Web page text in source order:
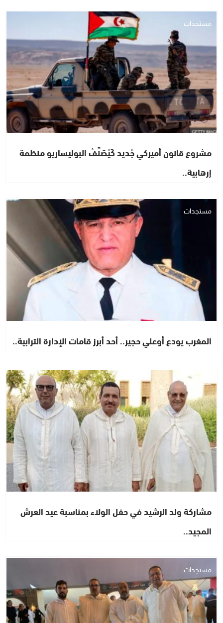
مستجدات
مشروع قانون أميركي جْديد كَيْصَنَّفْ البوليساريو منظمة
إرهابية..
مستجدات
المغرب يودع أوعلي حجير.. أحد أبرز قامات الإدارة الترابية..
مستجدات
مشاركة ولد الرشيد في حفل الولاء بمناسبة عيد العرش
المجيد..
مستجدات